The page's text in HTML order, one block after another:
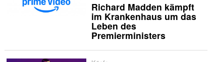
Richard Madden kämpft
im Krankenhaus um das
Leben des
Premierministers